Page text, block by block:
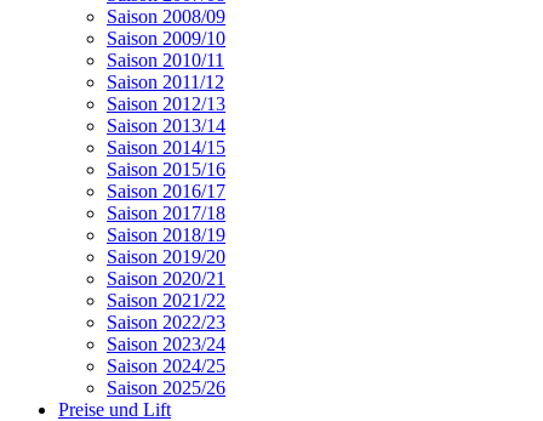
Saison 2008/09
Saison 2009/10
Saison 2010/11
Saison 2011/12
Saison 2012/13
Saison 2013/14
Saison 2014/15
Saison 2015/16
Saison 2016/17
Saison 2017/18
Saison 2018/19
Saison 2019/20
Saison 2020/21
Saison 2021/22
Saison 2022/23
Saison 2023/24
Saison 2024/25
Saison 2025/26
Preise und Lift